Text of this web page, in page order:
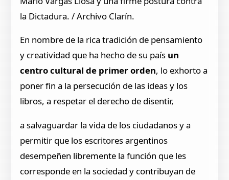
la Dictadura. / Archivo Clarín.
En nombre de la rica tradición de pensamiento
y creatividad que ha hecho de su país un
centro cultural de primer orden, lo exhorto a
poner fin a la persecución de las ideas y los
libros, a respetar el derecho de disentir,
a salvaguardar la vida de los ciudadanos y a
permitir que los escritores argentinos
desempeñen libremente la función que les
corresponde en la sociedad y contribuyan de